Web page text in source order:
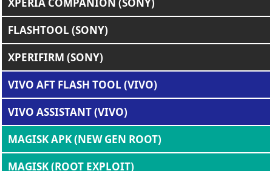
FLASHTOOL (SONY)
XPERIFIRM (SONY)
VIVO AFT FLASH TOOL (VIVO)
VIVO ASSISTANT (VIVO)
MAGISK APK (NEW GEN ROOT)
MAGISK (ROOT EXPLOIT)